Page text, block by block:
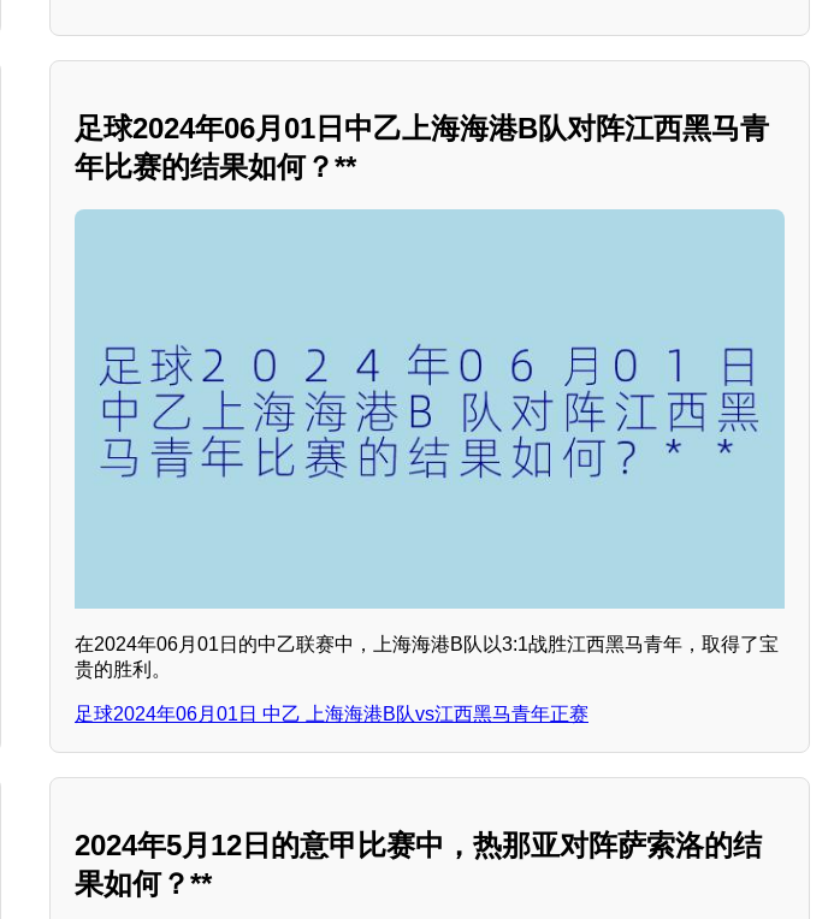
足球2024年06月01日中乙上海海港B队对阵江西黑马青
年比赛的结果如何？**
在2024年06月01日的中乙联赛中，上海海港B队以3:1战胜江西黑马青年，取得了宝
贵的胜利。
足球2024年06月01日 中乙 上海海港B队vs江西黑马青年正赛
2024年5月12日的意甲比赛中，热那亚对阵萨索洛的结
果如何？**